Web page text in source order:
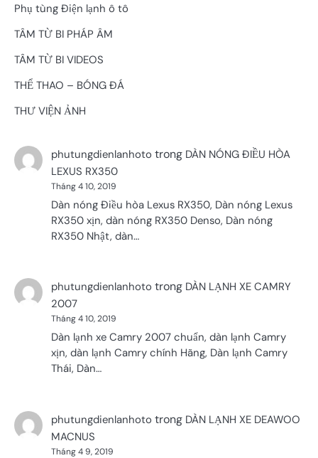
Phụ tùng Điện lạnh ô tô
TÂM TỪ BI PHÁP ÂM
TÂM TỪ BI VIDEOS
THỂ THAO – BÓNG ĐÁ
THƯ VIỆN ẢNH
phutungdienlanhoto trong DÀN NÓNG ĐIỀU HÒA
LEXUS RX350
Tháng 4 10, 2019
Dàn nóng Điều hòa Lexus RX350, Dàn nóng Lexus
RX350 xịn, dàn nóng RX350 Denso, Dàn nóng
RX350 Nhật, dàn…
phutungdienlanhoto trong DÀN LẠNH XE CAMRY
2007
Tháng 4 10, 2019
Dàn lạnh xe Camry 2007 chuẩn, dàn lạnh Camry
xịn, dàn lạnh Camry chính Hãng, Dàn lạnh Camry
Thái, Dàn…
phutungdienlanhoto trong DÀN LẠNH XE DEAWOO
MACNUS
Tháng 4 9, 2019